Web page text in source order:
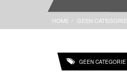
HOME GEEN CATEGORIE
GEEN CATEGORIE